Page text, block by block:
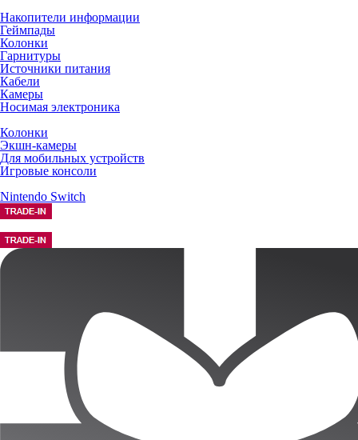
Накопители информации
Геймпады
Колонки
Гарнитуры
Источники питания
Кабели
Камеры
Носимая электроника
Колонки
Экшн-камеры
Для мобильных устройств
Игровые консоли
Nintendo Switch